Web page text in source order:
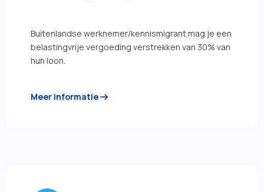
Buitenlandse werknemer/kennismigrant mag je een
belastingvrije vergoeding verstrekken van 30% van
hun loon.
Meer informatiearrow_right_alt